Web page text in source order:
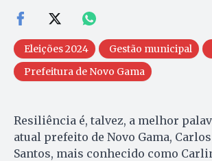
Eleições 2024 Gestão municipal
Prefeitura de Novo Gama
Resiliência é, talvez, a melhor
atual prefeito de Novo Gama,
Santos, mais conhecido como